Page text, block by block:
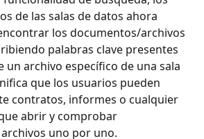
de las salas de datos ahora
los documentos/archivos
palabras clave presentes
un archivo específico de una sala
que los usuarios pueden
contratos, informes o cualquier
abrir y comprobar
uno por uno.